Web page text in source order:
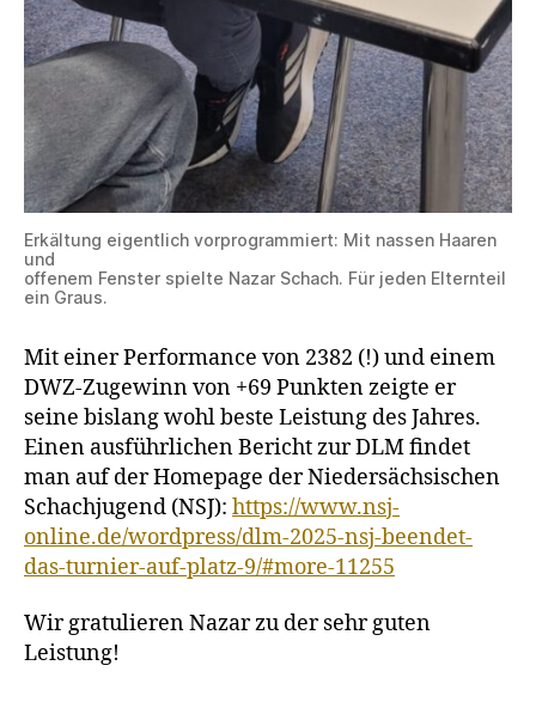
Erkältung eigentlich vorprogrammiert: Mit nassen Haaren
und
offenem Fenster spielte Nazar Schach. Für jeden Elternteil
ein Graus.
Mit einer Performance von 2382 (!) und einem
DWZ-Zugewinn von +69 Punkten zeigte er
seine bislang wohl beste Leistung des Jahres.
Einen ausführlichen Bericht zur DLM findet
man auf der Homepage der Niedersächsischen
Schachjugend (NSJ): https://www.nsj-
online.de/wordpress/dlm-2025-nsj-beendet-
das-turnier-auf-platz-9/#more-11255
Wir gratulieren Nazar zu der sehr guten
Leistung!